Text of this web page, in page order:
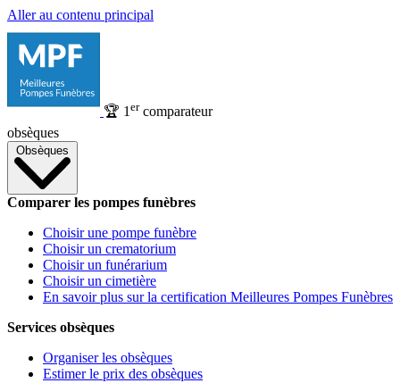
Aller au contenu principal
🏆 1 ercomparateur
obsèques
Obsèques
Comparer les pompes funèbres
Choisir une pompe funèbre
Choisir un crematorium
Choisir un funérarium
Choisir un cimetière
En savoir plus sur la certification Meilleures Pompes Funèbres
Services obsèques
Organiser les obsèques
Estimer le prix des obsèques